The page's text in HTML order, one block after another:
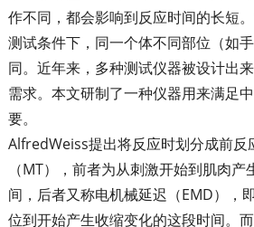
作不同，都会影响到反应时间的长短
测试条件下，同一个体不同部位（如
同。近年来，多种测试仪器被设计出
需求。本文研制了一种仪器用来满足
要。
AlfredWeiss提出将反应时划分成前反
（MT），前者为从刺激开始到肌肉
间，后者又称电机械延迟（EMD），
位到开始产生收缩变化的这段时间。